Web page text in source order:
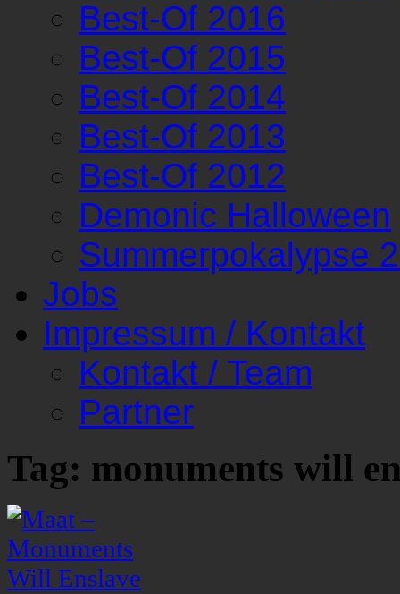
Best-Of 2016
Best-Of 2015
Best-Of 2014
Best-Of 2013
Best-Of 2012
Demonic Halloween
Summerpokalypse
Jobs
Impressum / Kontakt
Kontakt / Team
Partner
Tag: monuments will